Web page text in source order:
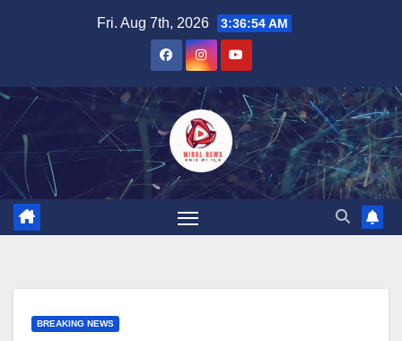
Fri. Aug 7th, 2026 3:36:55 AM
BREAKING NEWS